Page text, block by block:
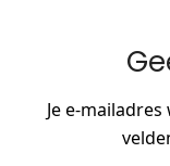
Je e-